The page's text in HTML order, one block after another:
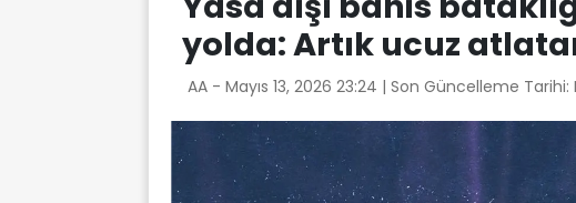
yolda: Artık ucuz
AA - Mayıs 13, 2026 23:24 | Son Güncelleme Tarihi: